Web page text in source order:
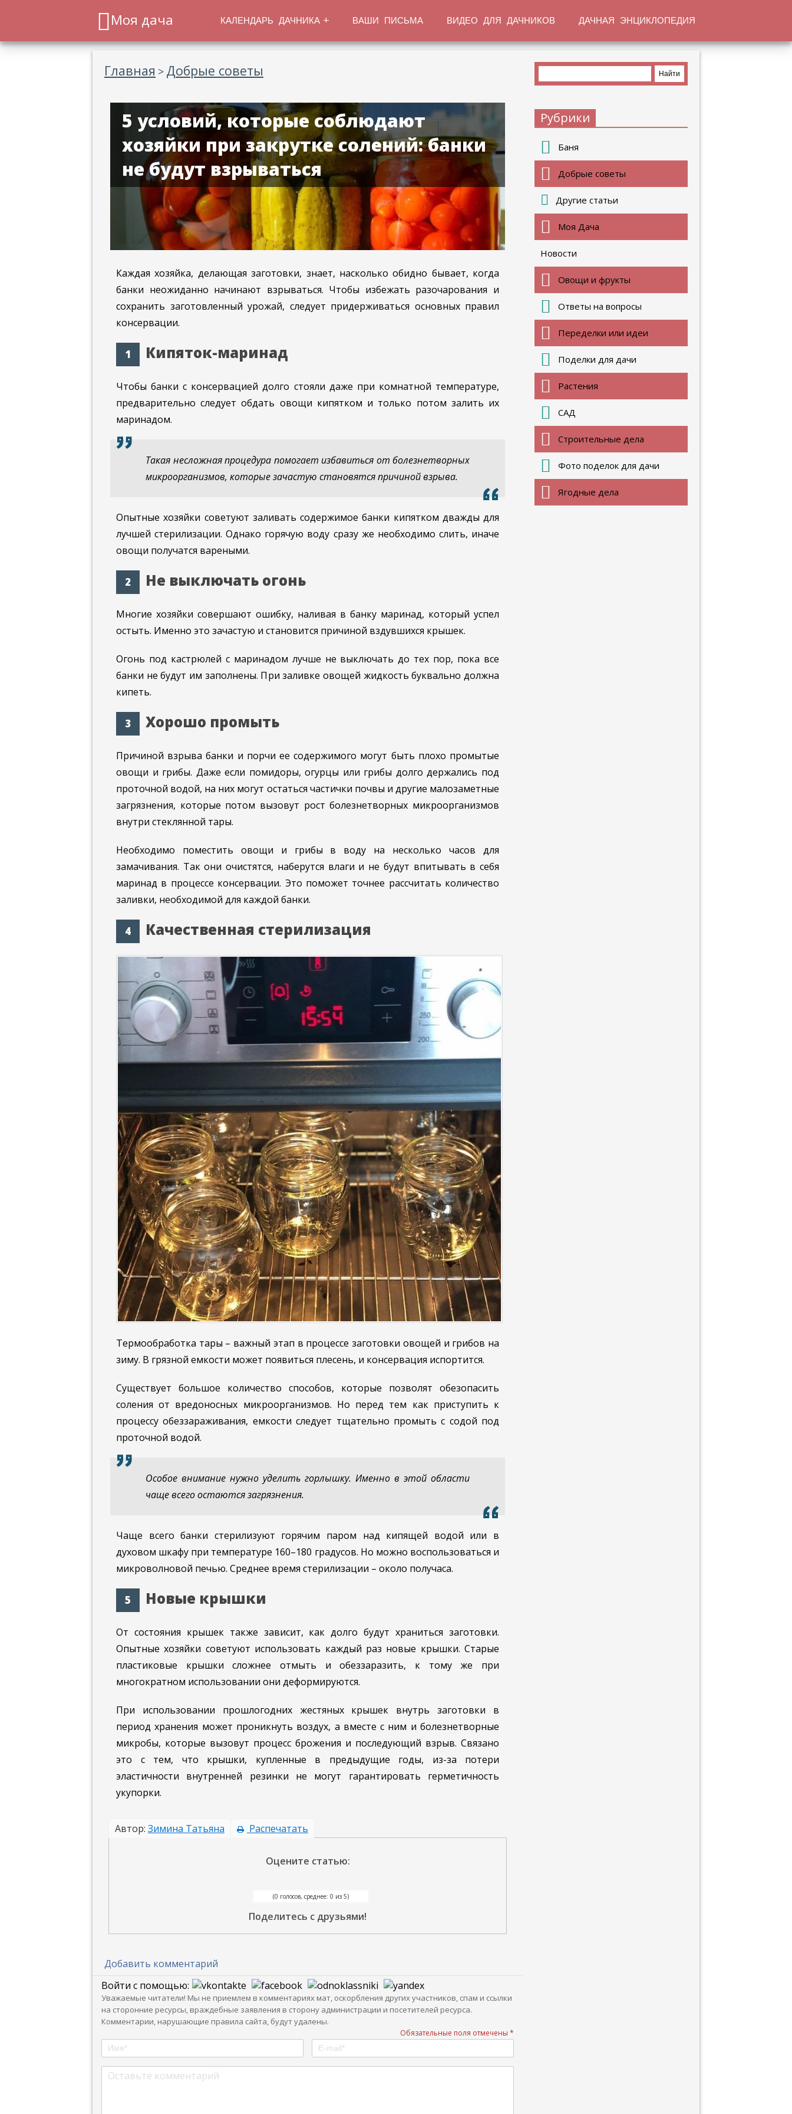
Моя дача КАЛЕНДАРЬ ДАЧНИКА ВАШИ ПИСЬМА ВИДЕО ДЛЯ ДАЧНИКОВ ДАЧНАЯ ЭНЦИКЛОПЕДИЯ
Главная > Добрые советы
5 условий, которые соблюдают
хозяйки при закрутке солений: банки
не будут взрываться
Каждая хозяйка, делающая заготовки, знает, насколько обидно бывает, когда
банки неожиданно начинают взрываться. Чтобы избежать разочарования и
сохранить заготовленный урожай, следует придерживаться основных правил
консервации.
Кипяток-маринад
Чтобы банки с консервацией долго стояли даже при комнатной температуре,
предварительно следует обдать овощи кипятком и только потом залить их
маринадом.
Такая несложная процедура помогает избавиться от болезнетворных
микроорганизмов, которые зачастую становятся причиной взрыва.
Опытные хозяйки советуют заливать содержимое банки кипятком дважды для
лучшей стерилизации. Однако горячую воду сразу же необходимо слить, иначе
овощи получатся вареными.
Не выключать огонь
Многие хозяйки совершают ошибку, наливая в банку маринад, который успел
остыть. Именно это зачастую и становится причиной вздувшихся крышек.
Огонь под кастрюлей с маринадом лучше не выключать до тех пор, пока все
банки не будут им заполнены. При заливке овощей жидкость буквально должна
кипеть.
Хорошо промыть
Причиной взрыва банки и порчи ее содержимого могут быть плохо промытые
овощи и грибы. Даже если помидоры, огурцы или грибы долго держались под
проточной водой, на них могут остаться частички почвы и другие малозаметные
загрязнения, которые потом вызовут рост болезнетворных микроорганизмов
внутри стеклянной тары.
Необходимо поместить овощи и грибы в воду на несколько часов для
замачивания. Так они очистятся, наберутся влаги и не будут впитывать в себя
маринад в процессе консервации. Это поможет точнее рассчитать количество
заливки, необходимой для каждой банки.
Качественная стерилизация
Термообработка тары – важный этап в процессе заготовки овощей и грибов на
зиму. В грязной емкости может появиться плесень, и консервация испортится.
Существует большое количество способов, которые позволят обезопасить
соления от вредоносных микроорганизмов. Но перед тем как приступить к
процессу обеззараживания, емкости следует тщательно промыть с содой под
проточной водой.
Особое внимание нужно уделить горлышку. Именно в этой области
чаще всего остаются загрязнения.
Чаще всего банки стерилизуют горячим паром над кипящей водой или в
духовом шкафу при температуре 160–180 градусов. Но можно воспользоваться и
микроволновой печью. Среднее время стерилизации – около получаса.
Новые крышки
От состояния крышек также зависит, как долго будут храниться заготовки.
Опытные хозяйки советуют использовать каждый раз новые крышки. Старые
пластиковые крышки сложнее отмыть и обеззаразить, к тому же при
многократном использовании они деформируются.
При использовании прошлогодних жестяных крышек внутрь заготовки в
период хранения может проникнуть воздух, а вместе с ним и болезнетворные
микробы, которые вызовут процесс брожения и последующий взрыв. Связано
это с тем, что крышки, купленные в предыдущие годы, из-за потери
эластичности внутренней резинки не могут гарантировать герметичность
укупорки.
Автор: Зимина Татьяна Распечатать
Оцените статью:
(0 голосов, среднее: 0 из 5)
Поделитесь с друзьями!
Добавить комментарий
Войти с помощью:
Уважаемые читатели! Мы не приемлем в комментариях мат, оскорбления других участников, спам и ссылки
на сторонние ресурсы, враждебные заявления в сторону администрации и посетителей ресурса.
Комментарии, нарушающие правила сайта, будут удалены.
Обязательные поля отмечены *
Рубрики
Баня
Добрые советы
Другие статьи
Моя Дача
Новости
Овощи и фрукты
Ответы на вопросы
Переделки или идеи
Поделки для дачи
Растения
САД
Строительные дела
Фото поделок для дачи
Ягодные дела